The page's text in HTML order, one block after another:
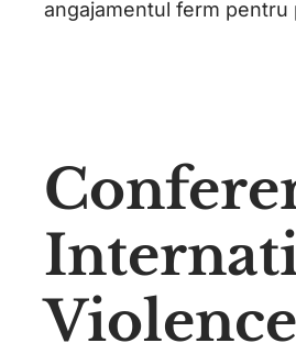
angajamentul ferm